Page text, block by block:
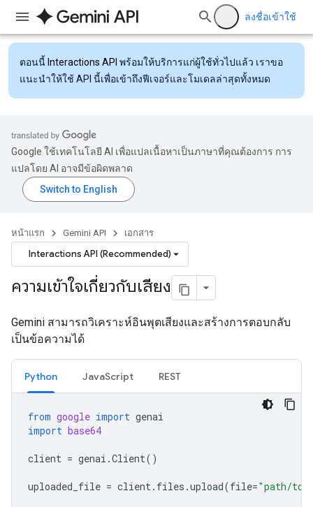
ลงชื่อเข้าใช้
ตอนนี้ Interactions API พร้อมให้บริการแก่ผู้ใช้ทั่วไปแล้ว เราขอ
แนะนำให้ใช้ API นี้เพื่อเข้าถึงฟีเจอร์และโมเดลล่าสุดทั้งหมด
Google ใช้เทคโนโลยี AI เพื่อแปลเนื้อหาเป็นภาษาที่คุณต้องการ การ
แปลโดย AI อาจมีข้อผิดพลาด
หน้าแรก Gemini API เอกสาร
Interactions API (Recommended)
ความเข้าใจเกี่ยวกับเสียง
Gemini สามารถวิเคราะห์อินพุตเสียงและสร้างการตอบกลับ
เป็นข้อความได้
Python JavaScript REST
from google import genai
import base64
client = genai .Client()
uploaded_file = client. files .upload(file="path/to/